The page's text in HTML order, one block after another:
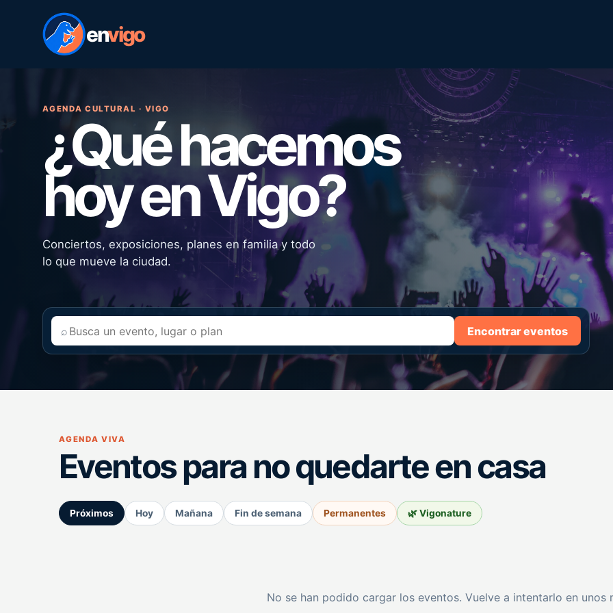
envigo
AGENDA CULTURAL · VIGO
¿Qué hacemos
hoy en Vigo?
Conciertos, exposiciones, planes en familia y todo
lo que mueve la ciudad.
⌕ Encontrar eventos
AGENDA VIVA
Eventos para no quedarte en casa
Próximos Hoy Mañana Fin de semana Permanentes 🌿 Vigonature
No se han podido cargar los eventos. Vuelve a intentarlo en unos